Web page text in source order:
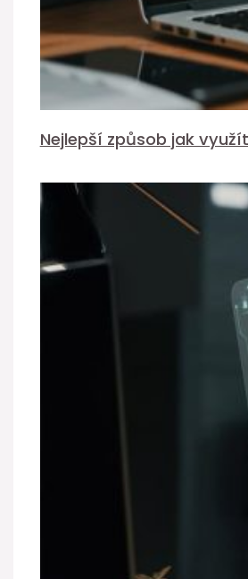
Nejlepší způsob jak